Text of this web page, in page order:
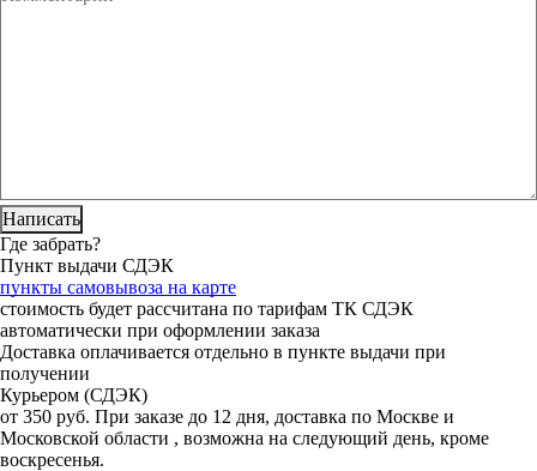
Где забрать?
Пункт выдачи СДЭК
пункты самовывоза на карте
стоимость будет рассчитана по тарифам ТК СДЭК
автоматически при оформлении заказа
Доставка оплачивается отдельно в пункте выдачи при
получении
Курьером (СДЭК)
от 350 руб. При заказе до 12 дня, доставка по Москве и
Московской области , возможна на следующий день, кроме
воскресенья.